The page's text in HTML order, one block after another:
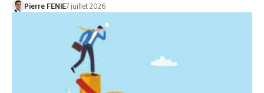
Pierre FENIE7 juillet 2026